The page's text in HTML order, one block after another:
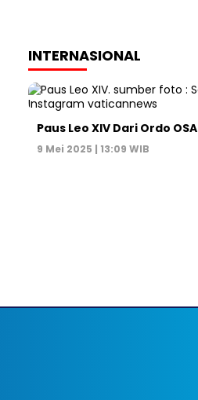
INTERNASIONAL
Paus Leo XIV Dari Ordo OSA
9 Mei 2025 | 13:09 WIB